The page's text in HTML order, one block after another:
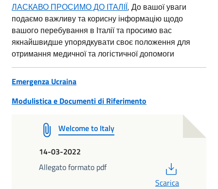
ЛАСКАВО ПРОСИМО ДО ІТАЛІЇ, До вашої уваги
подаємо важливу та корисну інформацію щодо
вашого перебування в Італії та просимо вас
якнайшвидше упорядкувати своє положення для
отримання медичної та логістичної допомоги
Emergenza Ucraina
Modulistica e Documenti di Riferimento
Welcome to Italy
14-03-2022
Allegato formato pdf
Scarica